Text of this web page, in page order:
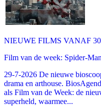
NIEUWE FILMS VANAF
Film van de week: Spider-
29-7-2026 De nieuwe
drama en arthouse.
als Film van de Week: de
superheld, waarmee...